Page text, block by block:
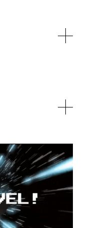
введення
Маленький
де його
в
Зі
також хочуть
в таку ціль теж
з
лептопах.
У
на
всіх тих, кому